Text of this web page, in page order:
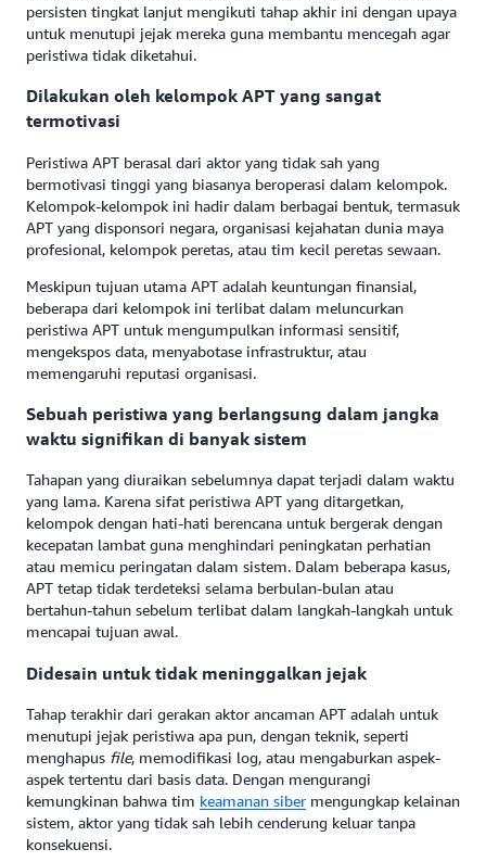
persisten tingkat lanjut mengikuti tahap akhir ini dengan upaya
untuk menutupi jejak mereka guna membantu mencegah agar
peristiwa tidak diketahui.
Dilakukan oleh kelompok APT yang sangat
termotivasi
Peristiwa APT berasal dari aktor yang tidak sah yang
bermotivasi tinggi yang biasanya beroperasi dalam kelompok.
Kelompok-kelompok ini hadir dalam berbagai bentuk, termasuk
APT yang disponsori negara, organisasi kejahatan dunia maya
profesional, kelompok peretas, atau tim kecil peretas sewaan.
Meskipun tujuan utama APT adalah keuntungan finansial,
beberapa dari kelompok ini terlibat dalam meluncurkan
peristiwa APT untuk mengumpulkan informasi sensitif,
mengekspos data, menyabotase infrastruktur, atau
memengaruhi reputasi organisasi.
Sebuah peristiwa yang berlangsung dalam jangka
waktu signifikan di banyak sistem
Tahapan yang diuraikan sebelumnya dapat terjadi dalam waktu
yang lama. Karena sifat peristiwa APT yang ditargetkan,
kelompok dengan hati-hati berencana untuk bergerak dengan
kecepatan lambat guna menghindari peningkatan perhatian
atau memicu peringatan dalam sistem. Dalam beberapa kasus,
APT tetap tidak terdeteksi selama berbulan-bulan atau
bertahun-tahun sebelum terlibat dalam langkah-langkah untuk
mencapai tujuan awal.
Didesain untuk tidak meninggalkan jejak
Tahap terakhir dari gerakan aktor ancaman APT adalah untuk
menutupi jejak peristiwa apa pun, dengan teknik, seperti
menghapus file, memodifikasi log, atau mengaburkan aspek-
aspek tertentu dari basis data. Dengan mengurangi
kemungkinan bahwa tim keamanan siber mengungkap kelainan
sistem, aktor yang tidak sah lebih cenderung keluar tanpa
konsekuensi.